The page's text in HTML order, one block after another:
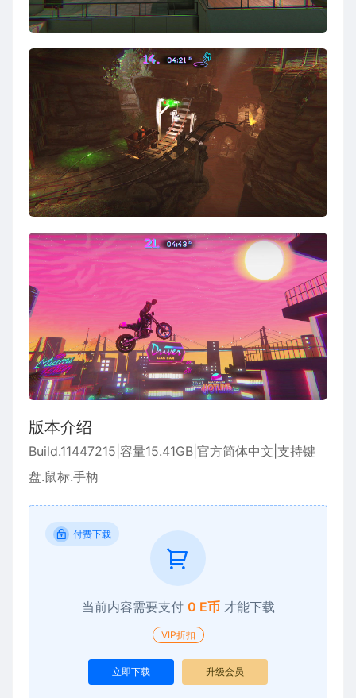
版本介绍
Build.11447215|容量15.41GB|官方简体中文|支持键
盘.鼠标.手柄
付费下载
当前内容需要支付 0 E币 才能下载
VIP折扣
立即下载 升级会员